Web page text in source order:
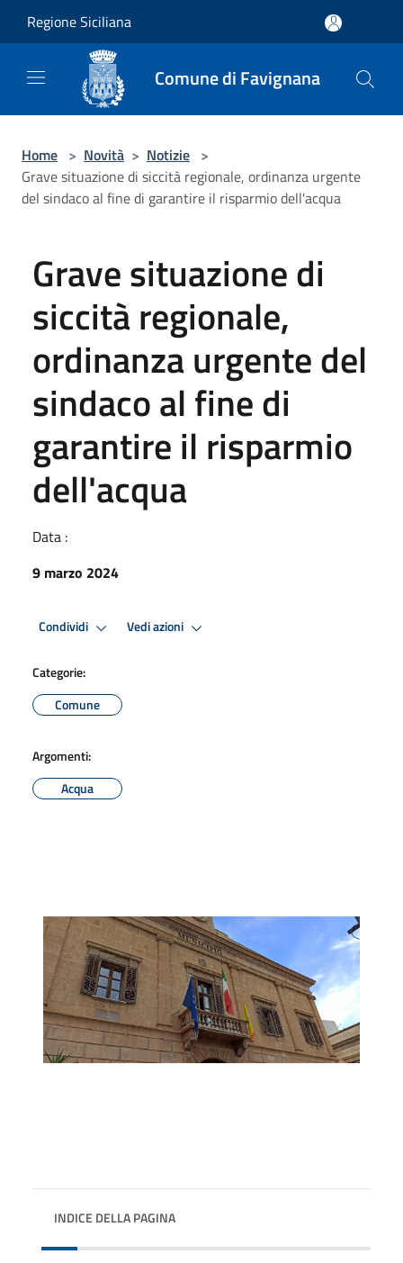
Regione Siciliana
Comune di Favignana
Home > Novità > Notizie >
Grave situazione di siccità regionale, ordinanza urgente
del sindaco al fine di garantire il risparmio dell'acqua
Grave situazione di
siccità regionale,
ordinanza urgente del
sindaco al fine di
garantire il risparmio
dell'acqua
Data :
9 marzo 2024
Condividi Vedi azioni
Categorie:
Comune
Argomenti:
Acqua
INDICE DELLA PAGINA